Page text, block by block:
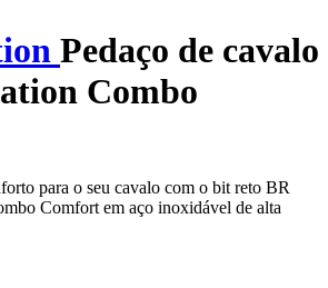
Pedaço de cavalo
Combo
para o seu cavalo com o bit reto BR
Comfort em aço inoxidável de alta